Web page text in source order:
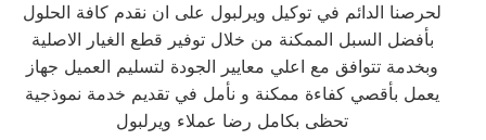
لحرصنا الدائم في توكيل ويرلبول على ان نقدم كافة الحلول
بأفضل السبل الممكنة من خلال توفير قطع الغيار الاصلية
وبخدمة تتوافق مع اعلي معايير الجودة لتسليم العميل جهاز
يعمل بأقصي كفاءة ممكنة و نأمل في تقديم خدمة نموذجية
تحظى بكامل رضا عملاء ويرلبول